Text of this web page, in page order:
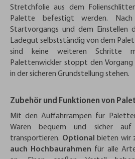
Stretchfolie aus dem
Palette befestigt werden.
Startvorgangs und dem Einstellen
Ladegut selbstständig von dem
sind keine weiteren Schritte
Palettenwickler stoppt den
in der sicheren Grundstellung stehen.
Zubehör und Funktionen von
Mit den Auffahrrampen für
Waren bequem und sicher auf
transportieren. Optional bieten wir
auch Hochbaurahmen für alle